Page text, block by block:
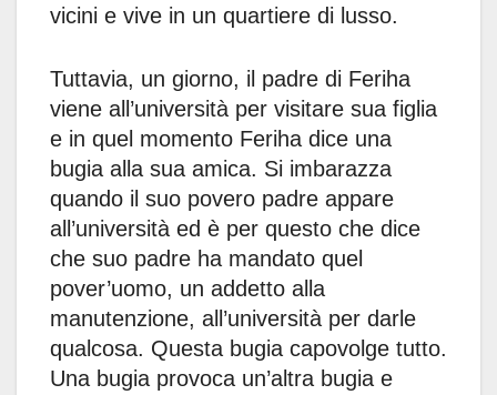
vicini e vive in un quartiere di lusso.
Tuttavia, un giorno, il padre di Feriha
viene all’università per visitare sua figlia
e in quel momento Feriha dice una
bugia alla sua amica. Si imbarazza
quando il suo povero padre appare
all’università ed è per questo che dice
che suo padre ha mandato quel
pover’uomo, un addetto alla
manutenzione, all’università per darle
qualcosa. Questa bugia capovolge tutto.
Una bugia provoca un’altra bugia e